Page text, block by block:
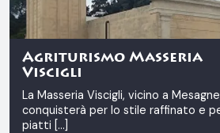
Agriturismo Masseria
Viscigli
La Masseria Viscigli, vicino a
conquisterà per lo stile raffinato e
piatti [...]